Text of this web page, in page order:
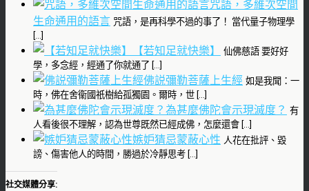
咒語，多維次空間
生命通用的語言 咒語，是再科學不過的事了！ 當代量子物理學
[…]
【若知足就快樂】
仙佛慈語 要好好
學，多念經，經通了你就通了 […]
佛説彌勒菩薩上生經 如是我聞：一
時，佛在舍衞國祇樹給孤獨園。爾時，世 […]
為甚麼佛陀會示現滅度？ 有
人看後很不理解，認為世尊既然已經成佛，怎麼還會 […]
嫉妒猜忌蒙蔽心性 人花在批評、毀
謗、傷害他人的時間，勝過於冷靜思考 […]
社交媒體分享: